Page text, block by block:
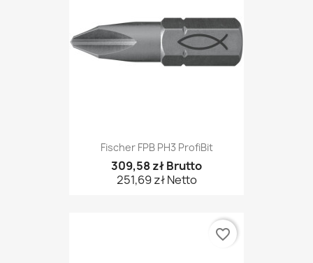
Fischer FPB PH3 ProfiBit
309,58 zł Brutto
251,69 zł Netto
favorite_border